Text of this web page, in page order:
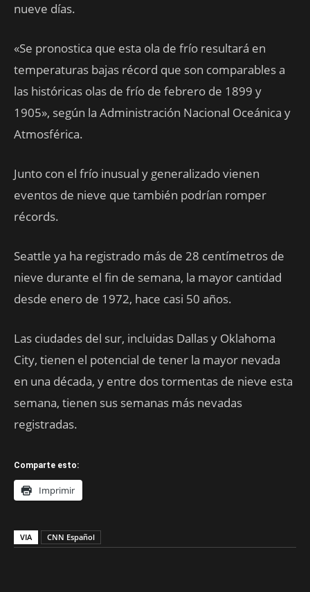
nueve días.
«Se pronostica que esta ola de frío resultará en
temperaturas bajas récord que son comparables a
las históricas olas de frío de febrero de 1899 y
1905», según la Administración Nacional Oceánica y
Atmosférica.
Junto con el frío inusual y generalizado vienen
eventos de nieve que también podrían romper
récords.
Seattle ya ha registrado más de 28 centímetros de
nieve durante el fin de semana, la mayor cantidad
desde enero de 1972, hace casi 50 años.
Las ciudades del sur, incluidas Dallas y Oklahoma
City, tienen el potencial de tener la mayor nevada
en una década, y entre dos tormentas de nieve esta
semana, tienen sus semanas más nevadas
registradas.
Comparte esto:
Imprimir
VIA CNN Español